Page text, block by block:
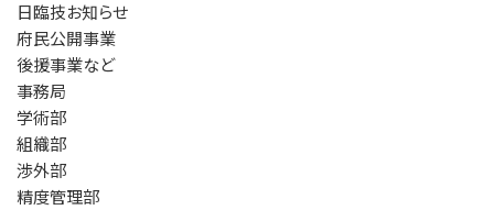
日臨技お知らせ
府民公開事業
後援事業など
事務局
学術部
組織部
渉外部
精度管理部